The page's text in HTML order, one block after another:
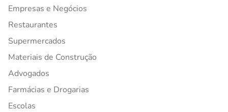
Empresas e Negócios
Restaurantes
Supermercados
Materiais de Construção
Advogados
Farmácias e Drogarias
Escolas